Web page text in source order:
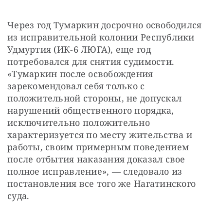
Через год Тумаркин досрочно освободился
из исправительной колонии Республики
Удмуртия (ИК-6 ЛЮГА), еще год
потребовался для снятия судимости.
«Тумаркин после освобождения
зарекомендовал себя только с
положительной стороны, не допускал
нарушений общественного порядка,
исключительно положительно
характеризуется по месту жительства и
работы, своим примерным поведением
после отбытия наказания доказал свое
полное исправление», — следовало из
постановления все того же Нагатинского
суда.